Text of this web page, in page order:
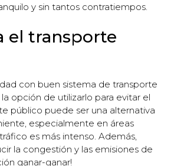
y sin tantos contratiempos.
el transporte
con buen sistema de transporte
opción de utilizarlo para evitar el
público puede ser una alternativa
especialmente en áreas
es más intenso. Además,
la congestión y las emisiones de
ganar-ganar!